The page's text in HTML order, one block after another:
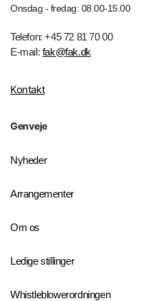
Onsdag - fredag: 08.00-15.00
Telefon: +45 72 81 70 00
E-mail: fak@fak.dk
Kontakt
Genveje
Nyheder
Arrangementer
Om os
Ledige stillinger
Whistleblowerordningen